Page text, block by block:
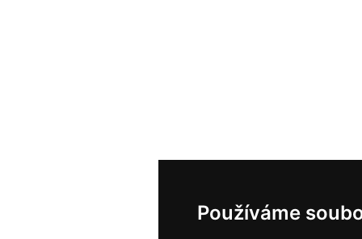
Používáme